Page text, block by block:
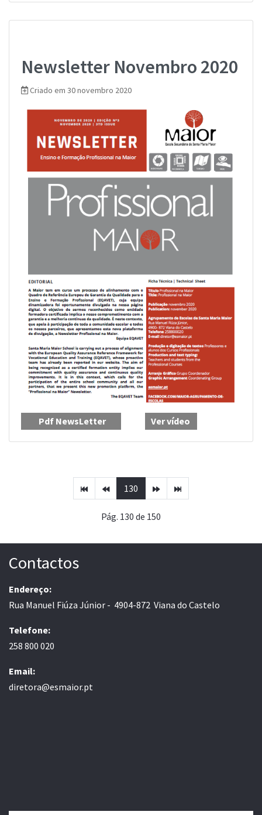
Newsletter Novembro 2020
Criado em 30 novembro 2020
Pdf NewsLetter Ver vídeo
130
Pág. 130 de 150
Contactos
Endereço:
Rua Manuel Fiúza Júnior - 4904-872 Viana do Castelo
Telefone:
258 800 020
Email:
diretora@esmaior.pt